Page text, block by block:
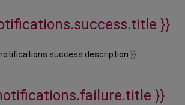
}}
}}
}}